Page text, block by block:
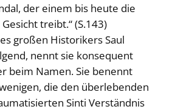
der einem bis heute die
treibt.“ (S.143)
großen Historikers Saul
nennt sie konsequent
beim Namen. Sie benennt
die den überlebenden
Sinti Verständnis